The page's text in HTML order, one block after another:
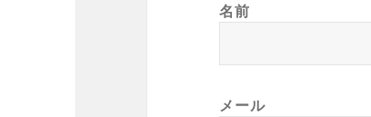
名前
メール